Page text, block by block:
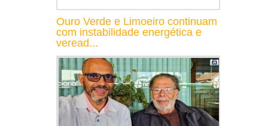
Ouro Verde e Limoeiro continuam
com instabilidade energética e
veread...